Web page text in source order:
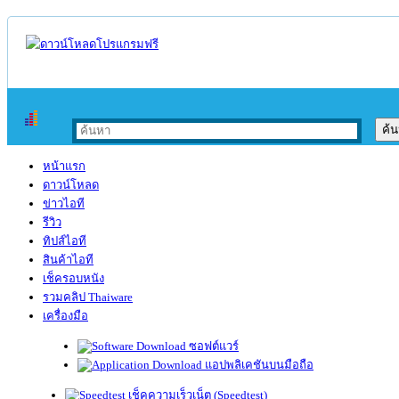
หน้าแรก
ดาวน์โหลด
ข่าวไอที
รีวิว
ทิปส์ไอที
สินค้าไอที
เช็ครอบหนัง
รวมคลิป Thaiware
เครื่องมือ
ซอฟต์แวร์
แอปพลิเคชันบนมือถือ
เช็คความเร็วเน็ต (Speedtest)